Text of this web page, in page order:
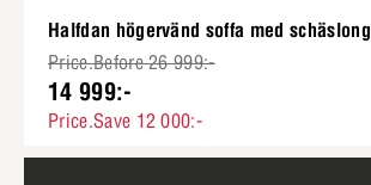
Halfdan högervänd soffa med schäslong
Price.Before 26 999:-
14 999:-
Price.Save 12 000:-